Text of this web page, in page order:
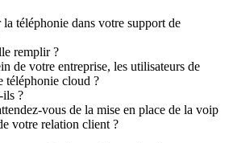
téléphonie dans votre support de
remplir ?
de votre entreprise, les utilisateurs de
téléphonie cloud ?
ils ?
vous de la mise en place de la voip
votre relation client ?